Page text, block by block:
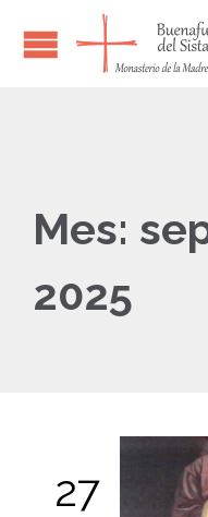
Mes:
2025
27